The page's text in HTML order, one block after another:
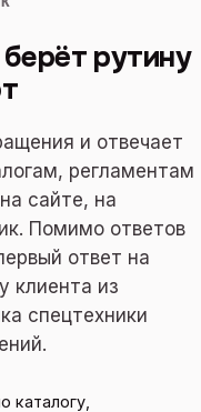
рутину
и отвечает
регламентам
сайте, на
Помимо ответов
ответ на
клиента из
спецтехники
каталогу,